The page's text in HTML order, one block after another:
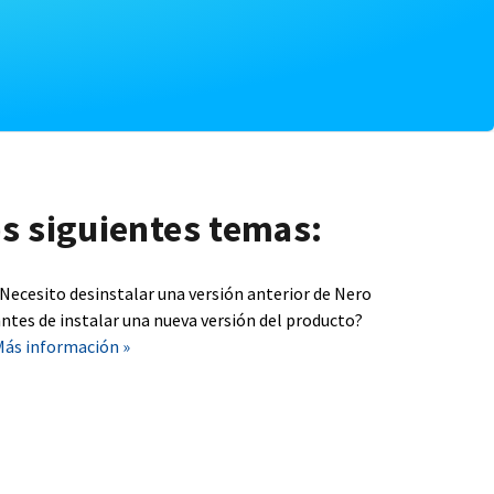
siguientes temas:
desinstalar una versión anterior de Nero
de instalar una nueva versión del producto?
información »